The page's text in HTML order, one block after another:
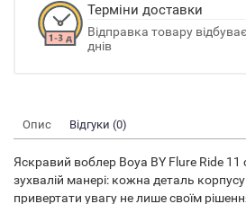
Терміни доставки
Відправка товару
днів
Опис Відгуки (0)
Яскравий воблер Boya BY Flure Ride
зухвалій манері: кожна деталь
привертати увагу не лише своїм